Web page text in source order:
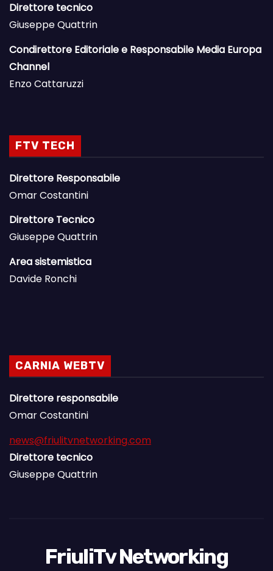
Direttore tecnico
Giuseppe Quattrin
Condirettore Editoriale e Responsabile Media Europa
Channel
Enzo Cattaruzzi
FTV TECH
Direttore Responsabile
Omar Costantini
Direttore Tecnico
Giuseppe Quattrin
Area sistemistica
Davide Ronchi
CARNIA WEBTV
Direttore responsabile
Omar Costantini
news@friulitvnetworking.com
Direttore tecnico
Giuseppe Quattrin
FriuliTv Networking